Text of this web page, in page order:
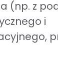
(np. z
i